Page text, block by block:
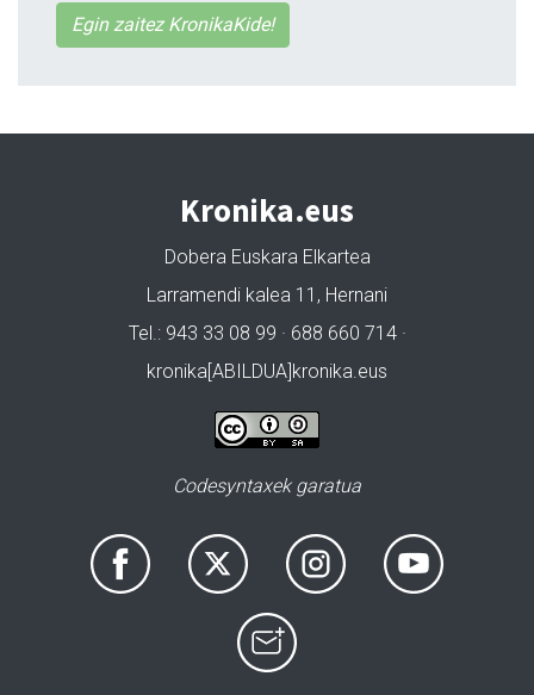
Egin zaitez KronikaKide!
Kronika.eus
Dobera Euskara Elkartea
Larramendi kalea 11, Hernani
Tel.: 943 33 08 99 · 688 660 714 ·
kronika[ABILDUA]kronika.eus
Codesyntaxek garatua